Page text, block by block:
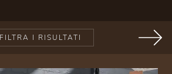
FILTRA I RISULTATI